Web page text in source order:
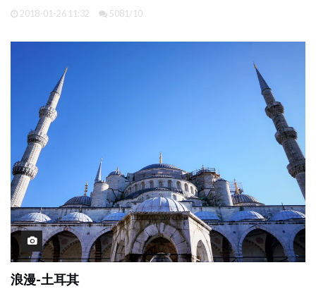
2018-01-26 11:32 5081/10
浪漫-土耳其